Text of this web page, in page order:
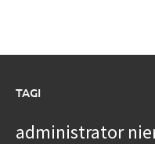
TAGI
administrator